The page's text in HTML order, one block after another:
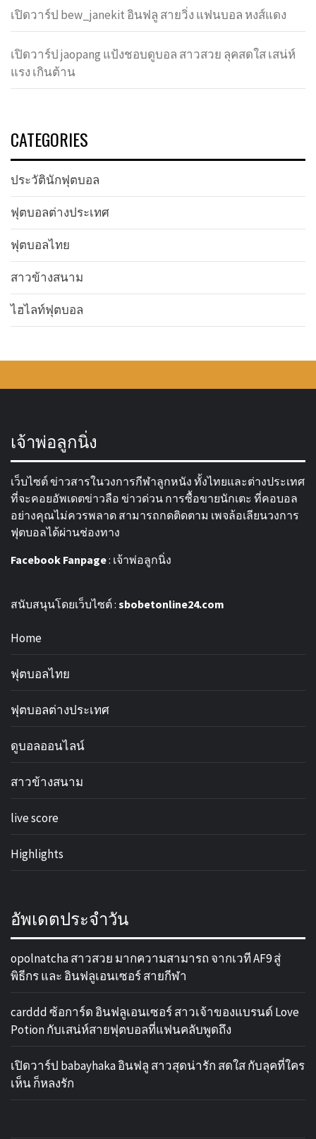
เปิดวาร์ป bew_janekit อินฟลู สายวิ่ง แฟนบอล หงส์แดง
เปิดวาร์ป jaopang แป้งชอบดูบอล สาวสวย ลุคสดใส เสน่ห์
แรง เกินต้าน
CATEGORIES
ประวัตินักฟุตบอล
ฟุตบอลต่างประเทศ
ฟุตบอลไทย
สาวข้างสนาม
ไฮไลท์ฟุตบอล
เจ้าพ่อลูกนิ่ง
เว็บไซต์ ข่าวสารในวงการกีฬาลูกหนัง ทั้งไทยและต่างประเทศ
ที่จะคอยอัพเดตข่าวลือ ข่าวด่วน การซื้อขายนักเตะ ที่คอบอล
อย่างคุณไม่ควรพลาด สามารถกดติดตาม เพจล้อเลียนวงการ
ฟุตบอลได้ผ่านช่องทาง
Facebook Fanpage: เจ้าพ่อลูกนิ่ง
สนับสนุนโดยเว็บไซต์ : sbobetonline24.com
Home
ฟุตบอลไทย
ฟุตบอลต่างประเทศ
ดูบอลออนไลน์
สาวข้างสนาม
live score
Highlights
อัพเดตประจำวัน
opolnatcha สาวสวย มากความสามารถ จากเวที AF9 สู่
พิธีกร และ อินฟลูเอนเซอร์ สายกีฬา
carddd ซ้อการ์ด อินฟลูเอนเซอร์ สาวเจ้าของแบรนด์ Love
Potion กับเสน่ห์สายฟุตบอลที่แฟนคลับพูดถึง
เปิดวาร์ป babayhaka อินฟลู สาวสุดน่ารัก สดใส กับลุคที่ใคร
เห็น ก็หลงรัก